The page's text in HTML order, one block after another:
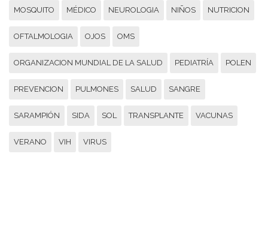
MOSQUITO MÉDICO NEUROLOGIA NIÑOS NUTRICION
OFTALMOLOGIA OJOS OMS
ORGANIZACION MUNDIAL DE LA SALUD PEDIATRÍA POLEN
PREVENCION PULMONES SALUD SANGRE
SARAMPIÓN SIDA SOL TRANSPLANTE VACUNAS
VERANO VIH VIRUS